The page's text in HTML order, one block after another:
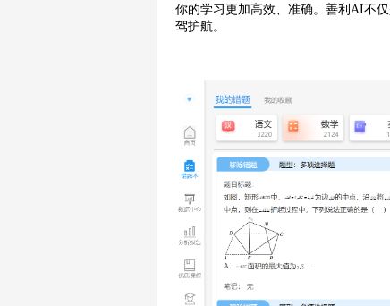
你的学习更加高效、准确。善利AI不
驾护航。